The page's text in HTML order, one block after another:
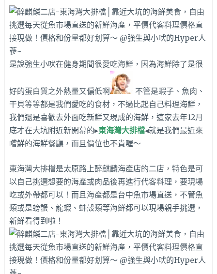
是說強生小吠在健身期間很愛吃海鮮，因為海鮮除了是很
好的蛋白質之外熱量又偏低啊
不管是蝦子、魚肉、
干貝等等都是我們愛吃的食材，不過比起自己料理海鮮，
我們還是喜歡去外面吃新鮮又現成的海鮮，這家去年12月
底才在大坑附近新開幕的▸東海灣大排檔◂就是我們最近來
嚐鮮的海鮮餐廳，而且價位也不貴喔～
東海灣大排檔是太原路上醉麒麟海產店的二店，特色是可
以自己挑選想要的海產或肉品後再進行代客料理，要現場
吃或外帶都可以！而且海產都是台中魚市場直送，不管魚
類或是螃蟹、龍蝦、蚌殼類等海鮮都可以現場親手挑選，
新鮮看得到啦！